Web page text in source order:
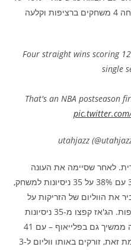
43 ניסיונות ל-3 במשחק 7. יוטה ניצחה 4 משחקים ברציפות וקלעה
Four straight wins scoring
single
That's an NBA postseason
לאחר שסיימה את העונה
שעברה במקום הראשון באחוזים ל-3 עם 38% על 35 ניסיונות למשחק,
את הווליום של הזריקות על
מנת למקסם את החלון שלהם לאליפות. הג'אז קפצו מ-35 ניסיונות
ל-43 ועדיין נשארו על 38% (הקו הזה ממשיך גם בפלייאוף – עם 41
זריקות ל-3 למשחק). הקליפרס, לעומת זאת, זורקים באותו ווליום ל-3